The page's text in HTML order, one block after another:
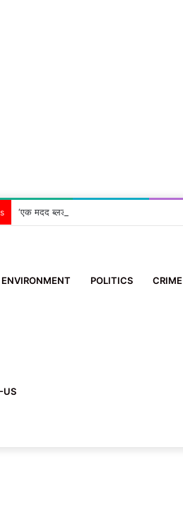
‘एक मदद ब्लड ग्रुप समिति’ के सदस्य ने 10 दिन के
ENVIRONMENT POLITICS CRIME
US